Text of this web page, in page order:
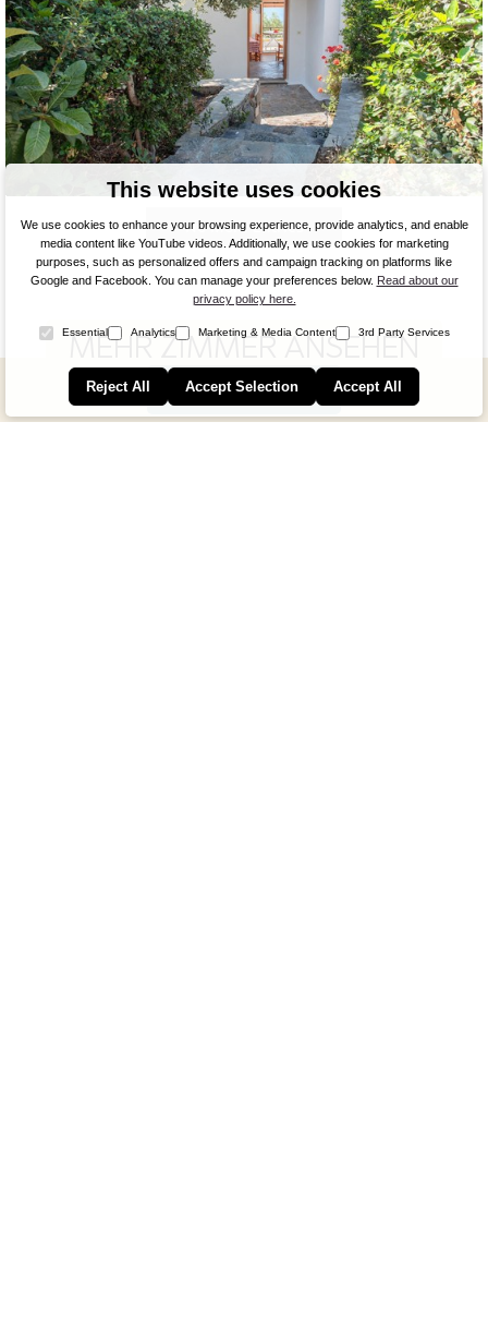
JETZT ANFRAGEN
No More Entries
MEHR ZIMMER ANSEHEN
This website uses cookies
We use cookies to enhance your browsing experience, provide analytics, and enable
media content like YouTube videos. Additionally, we use cookies for marketing
purposes, such as personalized offers and campaign tracking on platforms like
Google and Facebook. You can manage your preferences below. Read about our
privacy policy here.
Essential Analytics Marketing & Media Content 3rd Party Services
Reject All Accept Selection Accept All